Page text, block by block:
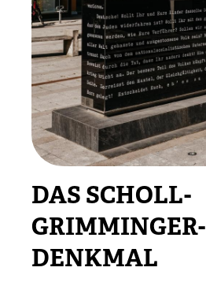
DAS SCHOLL-
GRIMMINGER-
DENKMAL